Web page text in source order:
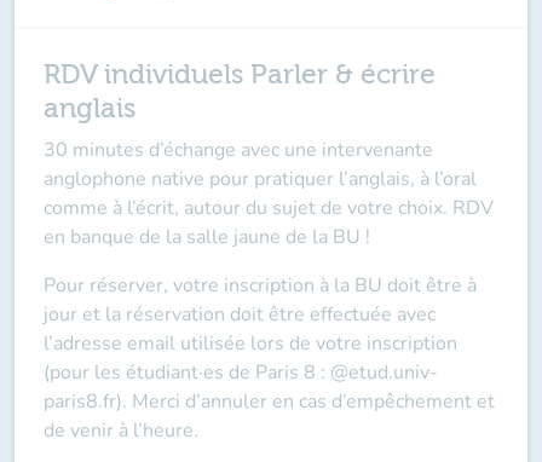
RDV individuels Parler & écrire
anglais
30 minutes d’échange avec une intervenante
anglophone native pour pratiquer l’anglais, à l’oral
comme à l’écrit, autour du sujet de votre choix. RDV
en banque de la salle jaune de la BU !
Pour réserver, votre inscription à la BU doit être à
jour et la réservation doit être effectuée avec
l’adresse email utilisée lors de votre inscription
(pour les étudiant·es de Paris 8 : @etud.univ-
paris8.fr). Merci d’annuler en cas d’empêchement et
de venir à l’heure.